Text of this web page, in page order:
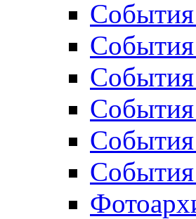
События
События
События
События
События
События